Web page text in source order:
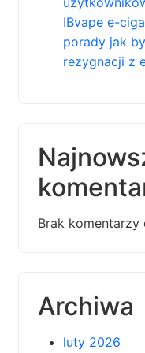
IBvape e-
porady jak
rezygnacji z
Brak komentarzy
Archiwa
luty 2026